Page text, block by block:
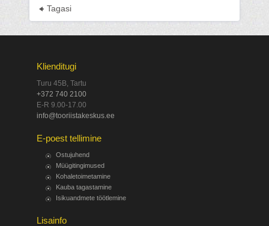
Tagasi
Klienditugi
Turu 45B, Tartu
+372 740 2100
E-R 9.00-17.00
info@tooriistakeskus.ee
E-poest tellimine
Ostujuhend
Müügitingimused
Kohaletoimetamine
Kauba tagastamine
Isikuandmete töötlemine
Lisainfo